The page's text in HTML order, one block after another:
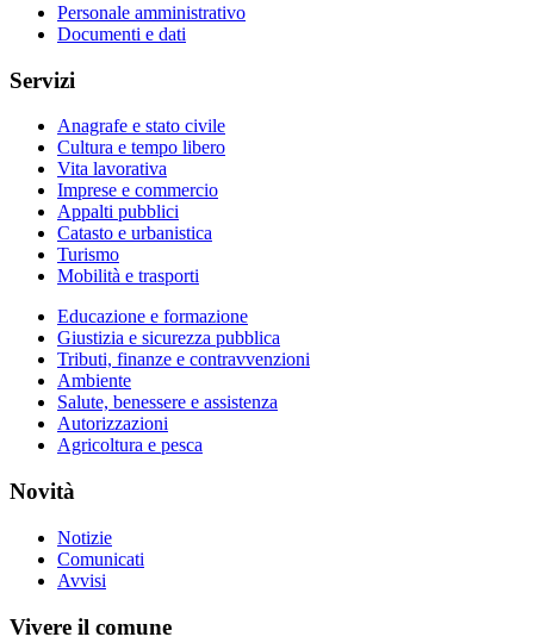
Personale amministrativo
Documenti e dati
Servizi
Anagrafe e stato civile
Cultura e tempo libero
Vita lavorativa
Imprese e commercio
Appalti pubblici
Catasto e urbanistica
Turismo
Mobilità e trasporti
Educazione e formazione
Giustizia e sicurezza pubblica
Tributi, finanze e contravvenzioni
Ambiente
Salute, benessere e assistenza
Autorizzazioni
Agricoltura e pesca
Novità
Notizie
Comunicati
Avvisi
Vivere il comune